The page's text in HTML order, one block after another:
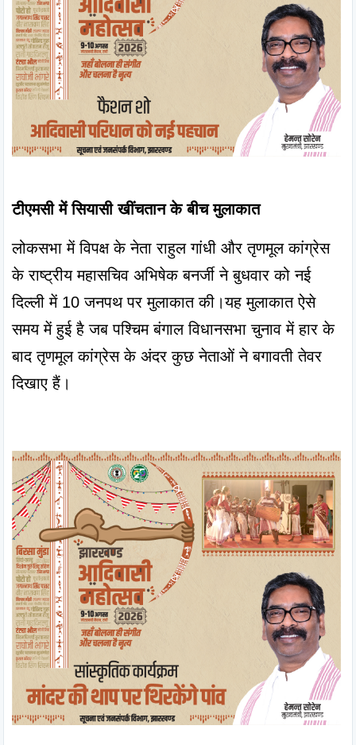
टीएमसी में सियासी खींचतान के बीच मुलाकात
लोकसभा में विपक्ष के नेता राहुल गांधी और तृणमूल कांग्रेस
के राष्ट्रीय महासचिव अभिषेक बनर्जी ने बुधवार को नई
दिल्ली में 10 जनपथ पर मुलाकात की।यह मुलाकात ऐसे
समय में हुई है जब पश्चिम बंगाल विधानसभा चुनाव में हार के
बाद तृणमूल कांग्रेस के अंदर कुछ नेताओं ने बगावती तेवर
दिखाए हैं।